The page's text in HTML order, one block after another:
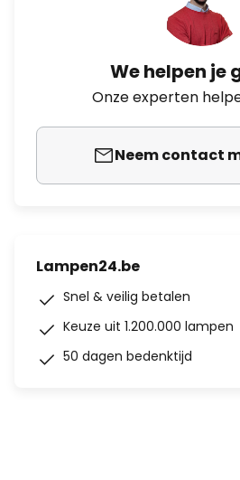
We helpen je
Onze experten
Neem contact
Lampen24.be
Snel & veilig betalen
Keuze uit 1.200.000 lampen
50 dagen bedenktijd